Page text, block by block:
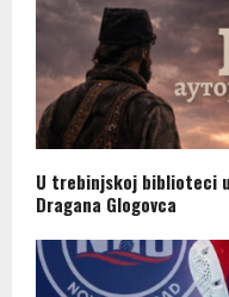
U trebinjskoj biblioteci
Dragana Glogovca